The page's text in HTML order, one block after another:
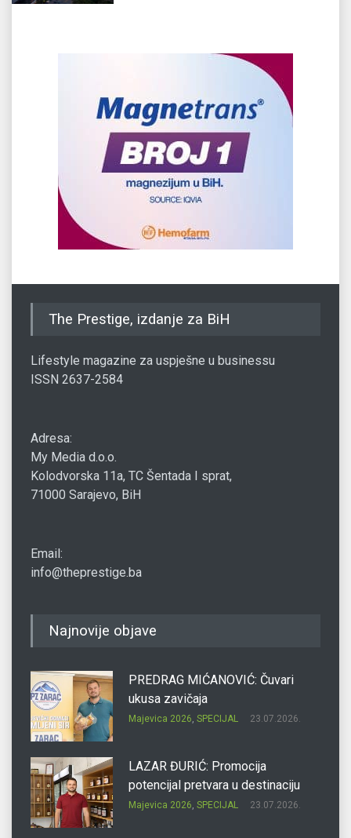
The Prestige, izdanje za BiH
Lifestyle magazine za uspješne u businessu
ISSN 2637-2584
Adresa:
My Media d.o.o.
Kolodvorska 11a, TC Šentada I sprat,
71000 Sarajevo, BiH
Email:
info@theprestige.ba
Najnovije objave
PREDRAG MIĆANOVIĆ: Čuvari
ukusa zavičaja
Majevica 2026, SPECIJAL 23.07.2026.
LAZAR ĐURIĆ: Promocija
potencijal pretvara u destinaciju
Majevica 2026, SPECIJAL 23.07.2026.